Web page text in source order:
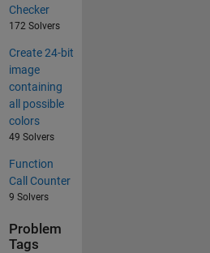
Checker
172 Solvers
Create 24-bit
image
containing
all possible
colors
49 Solvers
Function
Call Counter
9 Solvers
Problem
Tags